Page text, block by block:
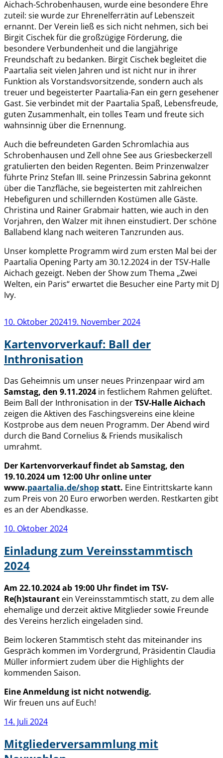
Aichach-Schrobenhausen, wurde eine besondere Ehre
zuteil: sie wurde zur Ehrenelferrätin auf Lebenszeit
ernannt. Der Verein ließ es sich nicht nehmen, sich bei
Birgit Cischek für die großzügige Förderung, die
besondere Verbundenheit und die langjährige
Freundschaft zu bedanken. Birgit Cischek begleitet die
Paartalia seit vielen Jahren und ist nicht nur in ihrer
Funktion als Vorstandsvorsitzende, sondern auch als
treuer und begeisterter Paartalia-Fan ein gern gesehener
Gast. Sie verbindet mit der Paartalia Spaß, Lebensfreude,
guten Zusammenhalt, ein tolles Team und freute sich
wahnsinnig über die Ernennung.
Auch die befreundeten Garden Schromlachia aus
Schrobenhausen und Zell ohne See aus Griesbeckerzell
gratulierten den beiden Regenten. Beim Prinzenwalzer
führte Prinz Stefan III. seine Prinzessin Sabrina gekonnt
über die Tanzfläche, sie begeisterten mit zahlreichen
Hebefiguren und schillernden Kostümen alle Gäste.
Christina und Rainer Grabmair hatten, wie auch in den
Vorjahren, den Walzer mit ihnen einstudiert. Der schöne
Ballabend klang nach weiteren Tanzrunden aus.
Unser komplette Programm wird zum ersten Mal bei der
Paartalia Opening Party am 30.12.2024 in der TSV-Halle
Aichach gezeigt. Neben der Show zum Thema „Zwei
Welten, ein Paris“ erwartet die Besucher eine Party mit DJ
Ivy.
Veröffentlicht
10. Oktober 202419. November 2024
Kartenvorverkauf: Ball der
Inthronisation
Das Geheimnis um unser neues Prinzenpaar wird am
Samstag, den 9.11.2024 in festlichem Rahmen gelüftet.
Beim Ball der Inthronisation in derTSV-Halle Aichach
zeigen die Aktiven des Faschingsvereins eine kleine
Kostprobe aus dem neuen Programm. Der Abend wird
durch die Band Cornelius & Friends musikalisch
umrahmt.
Der Kartenvorverkauf findet ab Samstag, den
19.10.2024 um 12:00 Uhr online unter
www.paartalia.de/shopstatt. Eine Eintrittskarte kann
zum Preis von 20 Euro erworben werden. Restkarten gibt
es an der Abendkasse.
Veröffentlicht
10. Oktober 2024
Einladung zum Vereinsstammtisch
2024
Am 22.10.2024 ab 19:00 Uhr findet im TSV-
Re(h)staurant ein Vereinsstammtisch statt, zu dem alle
ehemalige und derzeit aktive Mitglieder sowie Freunde
des Vereins herzlich eingeladen sind.
Beim lockeren Stammtisch steht das miteinander ins
Gespräch kommen im Vordergrund, Präsidentin Claudia
Müller informiert zudem über die Highlights der
kommenden Saison.
Eine Anmeldung ist nicht notwendig.
Wir freuen uns auf Euch!
Veröffentlicht
14. Juli 2024
Mitgliederversammlung mit